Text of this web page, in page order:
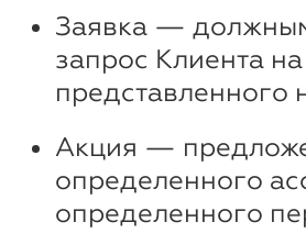
Заявка —
запрос Клиента
представленного
Акция —
определенного
определенного